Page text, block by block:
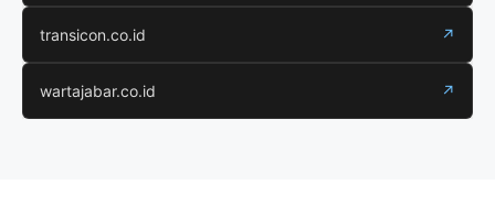
transicon.co.id ↗
wartajabar.co.id ↗